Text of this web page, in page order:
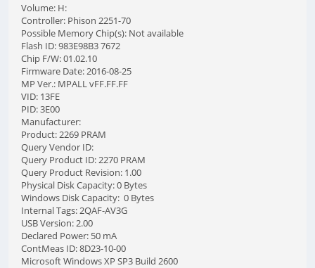
Volume: H:
Controller: Phison 2251-70
Possible Memory Chip(s): Not available
Flash ID: 983E98B3 7672
Chip F/W: 01.02.10
Firmware Date: 2016-08-25
MP Ver.: MPALL vFF.FF.FF
VID: 13FE
PID: 3E00
Manufacturer:
Product: 2269 PRAM
Query Vendor ID:
Query Product ID: 2270 PRAM
Query Product Revision: 1.00
Physical Disk Capacity: 0 Bytes
Windows Disk Capacity: 0 Bytes
Internal Tags: 2QAF-AV3G
USB Version: 2.00
Declared Power: 50 mA
ContMeas ID: 8D23-10-00
Microsoft Windows XP SP3 Build 2600